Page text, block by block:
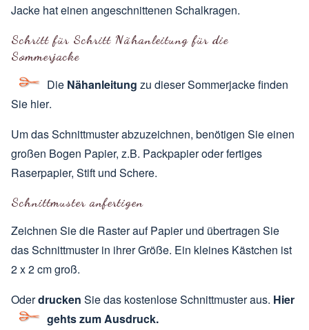
Jacke hat einen angeschnittenen Schalkragen.
Schritt für Schritt Nähanleitung für die
Sommerjacke
Die Nähanleitung zu dieser Sommerjacke finden
Sie hier.
Um das Schnittmuster abzuzeichnen, benötigen Sie einen
großen Bogen Papier, z.B. Packpapier oder fertiges
Raserpapier, Stift und Schere.
Schnittmuster anfertigen
Zeichnen Sie die Raster auf Papier und übertragen Sie
das Schnittmuster in ihrer Größe. Ein kleines Kästchen ist
2 x 2 cm groß.
Oderdrucken Sie das kostenlose Schnittmuster aus. Hier
gehts zum Ausdruck.